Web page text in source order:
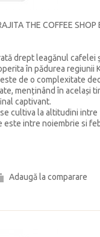
THE COFFEE SHOP
drept leagănul cafelei
în pădurea regiunii
de o complexitate
menținând în același
captivant.
cultiva la altitudini intre
este intre noiembrie si
Adaugă la comparare